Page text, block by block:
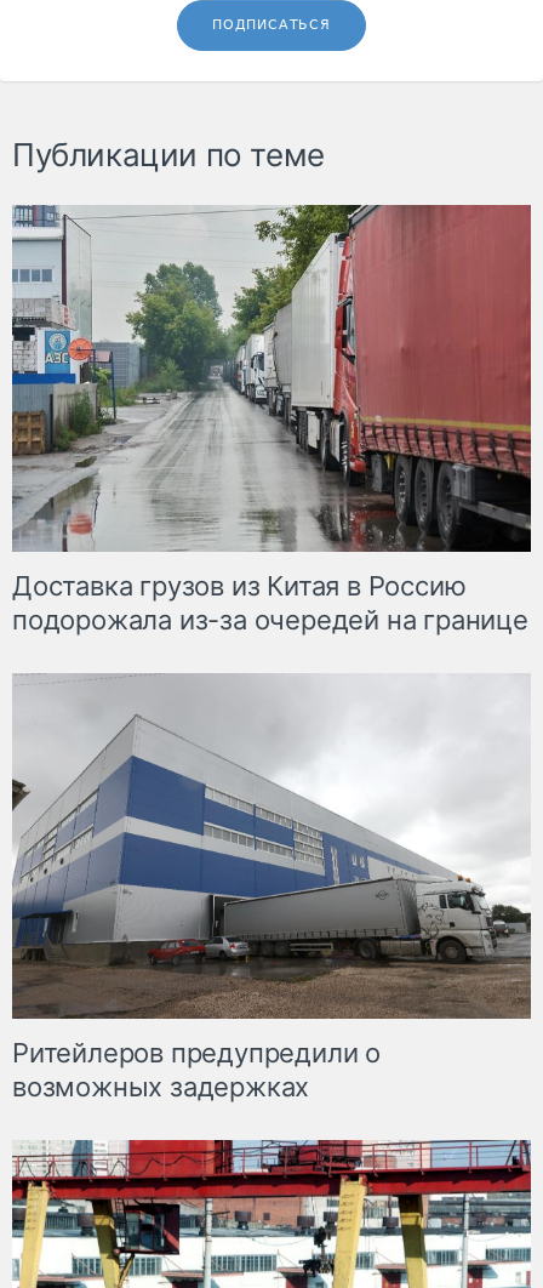
ПОДПИСАТЬСЯ
Публикации по теме
Доставка грузов из Китая в Россию
подорожала из-за очередей на границе
Ритейлеров предупредили о
возможных задержках